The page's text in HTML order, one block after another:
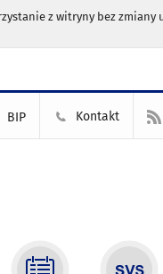
z witryny bez zmiany
BIP Kontakt